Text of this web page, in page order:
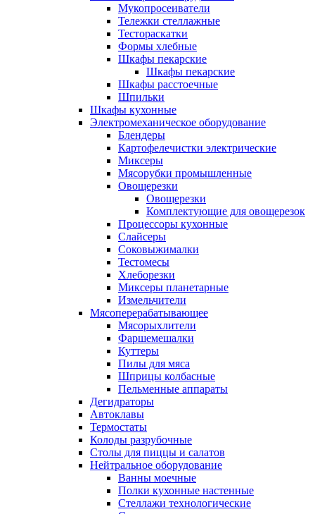
Мукопросеиватели
Тележки стеллажные
Тестораскатки
Формы хлебные
Шкафы пекарские
Шкафы пекарские
Шкафы расстоечные
Шпильки
Шкафы кухонные
Электромеханическое оборудование
Блендеры
Картофелечистки электрические
Миксеры
Мясорубки промышленные
Овощерезки
Овощерезки
Комплектующие для овощерезок
Процессоры кухонные
Слайсеры
Соковыжималки
Тестомесы
Хлеборезки
Миксеры планетарные
Измельчители
Мясоперерабатывающее
Мясорыхлители
Фаршемешалки
Куттеры
Пилы для мяса
Шприцы колбасные
Пельменные аппараты
Дегидраторы
Автоклавы
Термостаты
Колоды разрубочные
Столы для пиццы и салатов
Нейтральное оборудование
Ванны моечные
Полки кухонные настенные
Стеллажи технологические